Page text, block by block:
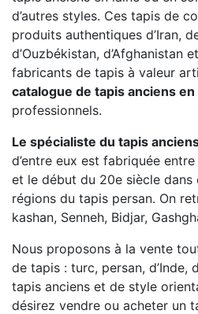
d’autres styles. Ces tapis de
produits authentiques d’Iran,
d’Ouzbékistan, d’Afghanistan
fabricants de tapis à valeur
catalogue de tapis anciens
professionnels.
Le spécialiste du tapis
d’entre eux est fabriquée
et le début du 20e siècle dans
régions du tapis persan. On
kashan, Senneh, Bidjar,
Nous proposons à la vente
de tapis : turc, persan, d’Inde,
tapis anciens et de style
désirez vendre ou acheter un